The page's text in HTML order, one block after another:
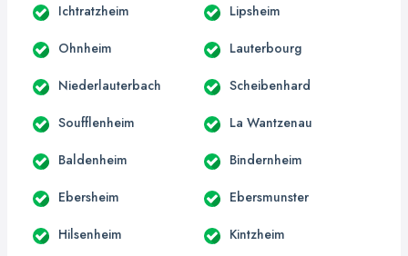
Ichtratzheim Lipsheim
Ohnheim Lauterbourg
Niederlauterbach Scheibenhard
Soufflenheim La Wantzenau
Baldenheim Bindernheim
Ebersheim Ebersmunster
Hilsenheim Kintzheim